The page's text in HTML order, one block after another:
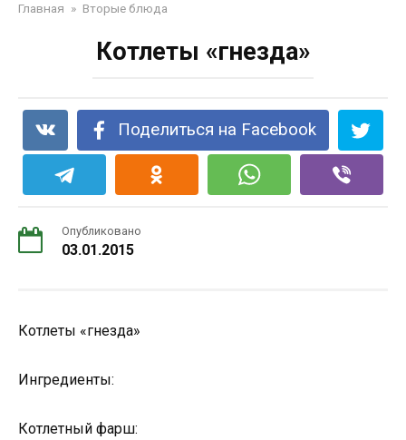
Главная » Вторые блюда
Котлеты «гнезда»
Поделиться на Facebook
Опубликовано
03.01.2015
Котлеты «гнезда»
Ингредиенты:
Котлетный фарш: